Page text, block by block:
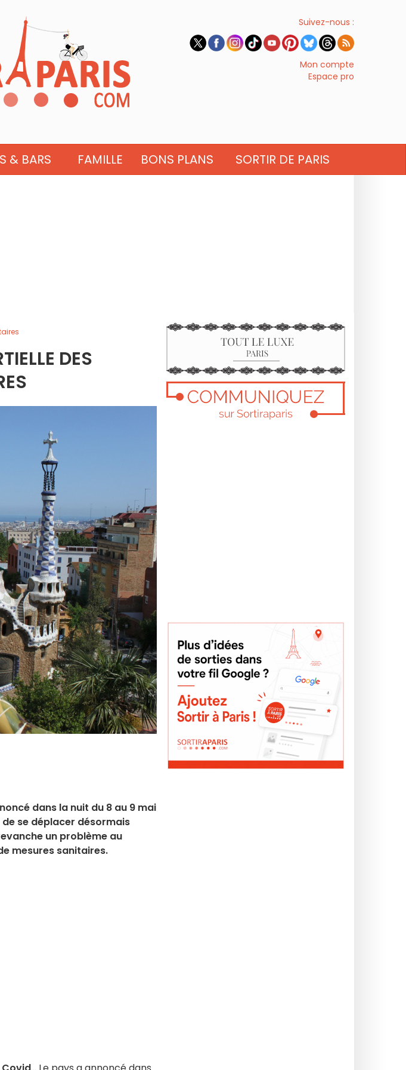
Suivez-nous :
Mon compte
Espace pro
& BARS FAMILLE BONS PLANS SORTIR DE PARIS
DES
dans la nuit du 8 au 9 mai
se déplacer désormais
un problème au
mesures sanitaires.